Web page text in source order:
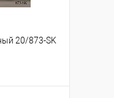
20/873-SK